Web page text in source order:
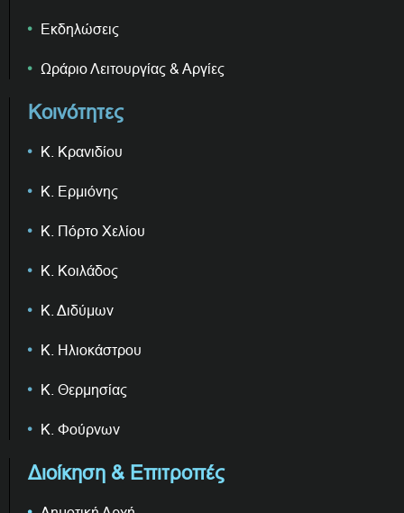
Εκδηλώσεις
Ωράριο Λειτουργίας & Αργίες
Κοινότητες
Κ. Κρανιδίου
Κ. Ερμιόνης
Κ. Πόρτο Χελίου
Κ. Κοιλάδος
Κ. Διδύμων
Κ. Ηλιοκάστρου
Κ. Θερμησίας
Κ. Φούρνων
Διοίκηση & Επιτροπές